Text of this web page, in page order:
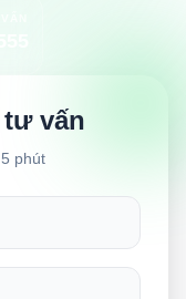
tư vấn
phút